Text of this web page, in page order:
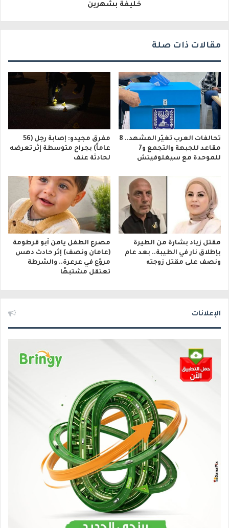
خليفة بشهرين
مقالات ذات صلة
تحالفات العرب تغيّر المشهد.. 8
مقاعد للجبهة والتجمع و7
للموحدة مع سيغلوفيتش
مفرق مجيدو: إصابة رجل (56
عاماً) بجراح متوسطة إثر تعرضه
لحادثة عنف
مقتل زياد بشارة من الطيرة
بإطلاق نار في الطيبة.. بعد عام
ونصف على مقتل زوجته
مصرع الطفل يامن أبو قرطومة
(عامان ونصف) إثر حادث دهس
مروّع في عرعرة.. والشرطة
تعتقل مشتبهًا
الإعلانات